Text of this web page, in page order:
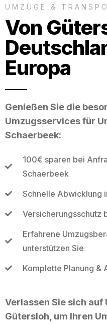
UMZÜGE &
Von
Europa
Genießen Sie die
Umzugsservices für
Schaerbeek:
100€ sparen bei
Schaerbeek
Schnelle Abwicklung
Versicherungsschutz
Erfahrene
unterstützen Sie
Komplette Planung &
Verlassen Sie sich auf
Gütersloh, um Ihren